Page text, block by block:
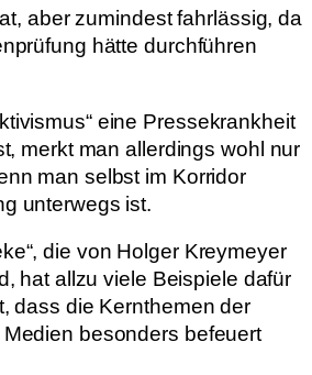
aber zumindest fahrlässig, da
hätte durchführen
eine Pressekrankheit
merkt man allerdings wohl nur
man selbst im Korridor
unterwegs ist.
die von Holger Kreymeyer
hat allzu viele Beispiele dafür
dass die Kernthemen der
besonders befeuert